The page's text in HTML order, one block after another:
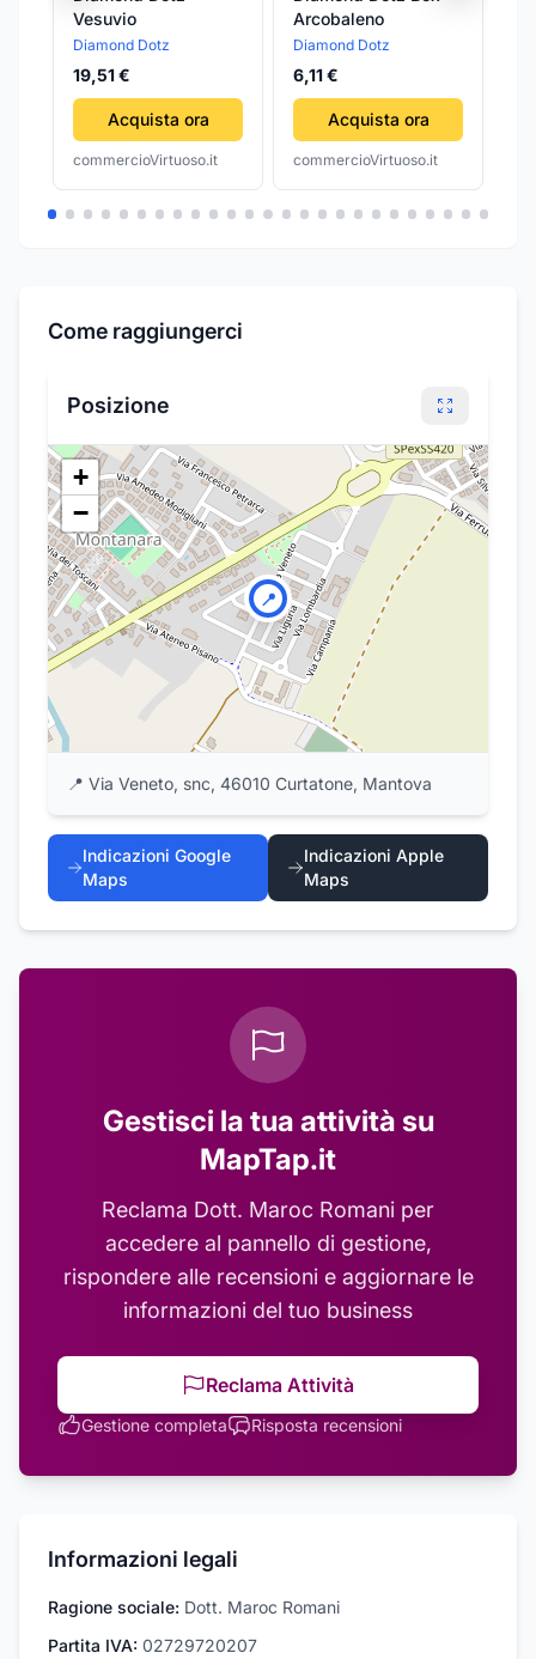
Vesuvio
Diamond Dotz
19,51 €
Acquista ora
commercioVirtuoso.it
Arcobaleno
Diamond Dotz
6,11 €
Acquista ora
commercioVirtuoso.it
Come raggiungerci
Posizione
📍
+
−
📍 Via Veneto, snc, 46010 Curtatone, Mantova
Indicazioni Google
Maps
Indicazioni Apple
Maps
Gestisci la tua attività su
MapTap.it
Reclama Dott. Maroc Romani per
accedere al pannello di gestione,
rispondere alle recensioni e aggiornare le
informazioni del tuo business
Reclama Attività
Gestione completa Risposta recensioni
Informazioni legali
Ragione sociale: Dott. Maroc Romani
Partita IVA: 02729720207